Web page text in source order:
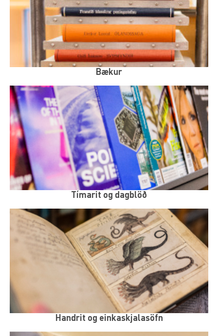
Bækur
Tímarit og dagblöð
Handrit og einkaskjalasöfn